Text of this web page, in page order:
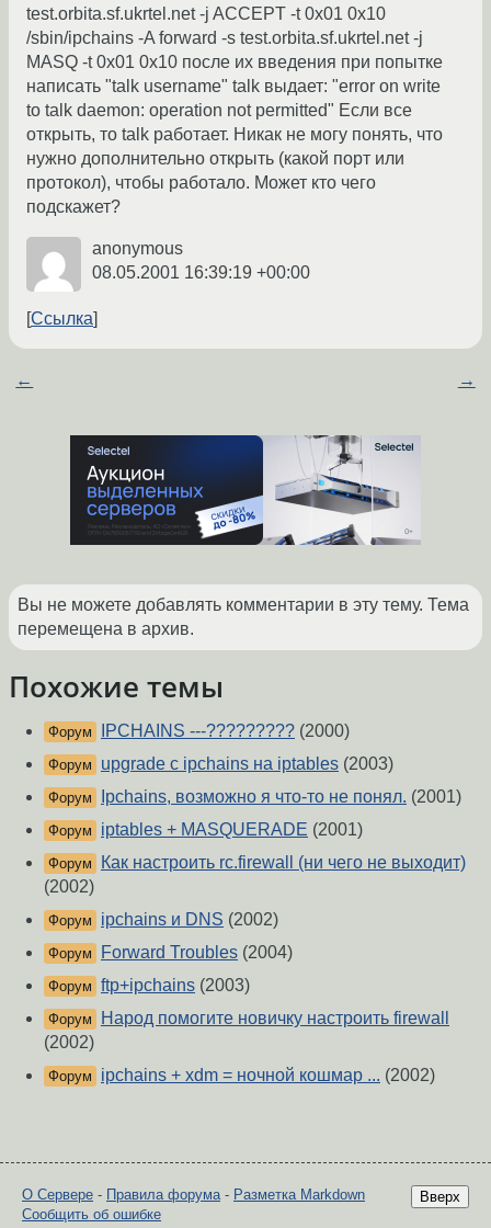
test.orbita.sf.ukrtel.net -j ACCEPT -t 0x01 0x10
/sbin/ipchains -A forward -s test.orbita.sf.ukrtel.net -j
MASQ -t 0x01 0x10 после их введения при попытке
написать "talk username" talk выдает: "error on write
to talk daemon: operation not permitted" Если все
открыть, то talk работает. Никак не могу понять, что
нужно дополнительно открыть (какой порт или
протокол), чтобы работало. Может кто чего
подскажет?
anonymous
08.05.2001 16:39:19 +00:00
Ссылка
← →
Вы не можете добавлять комментарии в эту тему. Тема
перемещена в архив.
Похожие темы
Форум IPCHAINS ---????????? (2000)
Форум upgrade с ipchains на iptables (2003)
Форум Ipchains, возможно я что-то не понял. (2001)
Форум iptables + MASQUERADE (2001)
Форум
Как настроить rc.firewall (ни чего не выходит)
(2002)
Форум ipchains и DNS (2002)
Форум Forward Troubles (2004)
Форум ftp+ipchains (2003)
Форум
Народ помогите новичку настроить firewall
(2002)
Форум ipchains + xdm = ночной кошмар ... (2002)
Вверх
О Сервере - Правила форума- Разметка Markdown
Сообщить об ошибке